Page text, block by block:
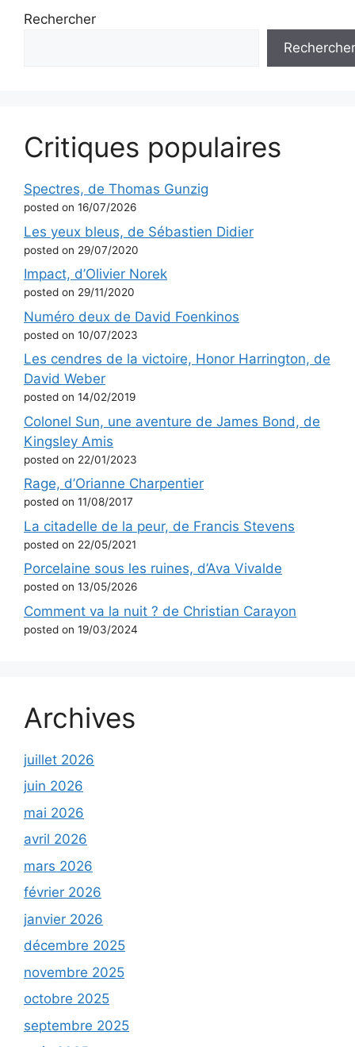
Rechercher
Rechercher
Critiques populaires
Spectres, de Thomas Gunzig
posted on 16/07/2026
Les yeux bleus, de Sébastien Didier
posted on 29/07/2020
Impact, d’Olivier Norek
posted on 29/11/2020
Numéro deux de David Foenkinos
posted on 10/07/2023
Les cendres de la victoire, Honor Harrington, de
David Weber
posted on 14/02/2019
Colonel Sun, une aventure de James Bond, de
Kingsley Amis
posted on 22/01/2023
Rage, d’Orianne Charpentier
posted on 11/08/2017
La citadelle de la peur, de Francis Stevens
posted on 22/05/2021
Porcelaine sous les ruines, d’Ava Vivalde
posted on 13/05/2026
Comment va la nuit ? de Christian Carayon
posted on 19/03/2024
Archives
juillet 2026
juin 2026
mai 2026
avril 2026
mars 2026
février 2026
janvier 2026
décembre 2025
novembre 2025
octobre 2025
septembre 2025